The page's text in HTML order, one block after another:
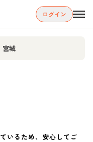
ログイン
宮城
いるため、安心してご